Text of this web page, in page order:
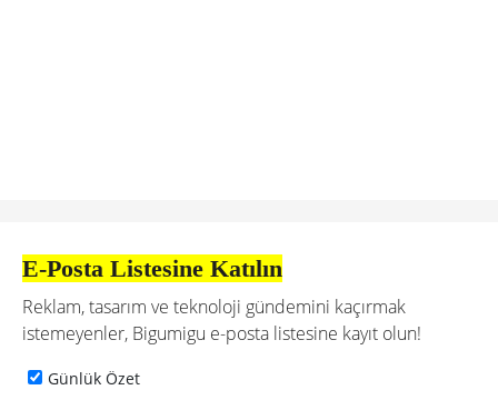
E-Posta Listesine Katılın
Reklam, tasarım ve teknoloji gündemini kaçırmak
istemeyenler, Bigumigu e-posta listesine kayıt olun!
Günlük Özet